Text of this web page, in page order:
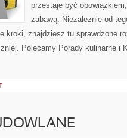
przestaje być
zabawą. Niezależnie od
kroki, znajdziesz tu sprawdzone
Polecamy Porady kulinarne i